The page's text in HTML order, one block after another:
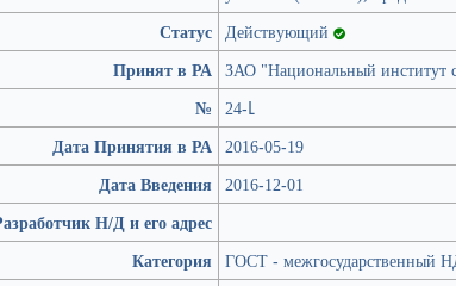
Статус Действующий
Принят в РА ЗАО "Национальный институт
№
24-Լ
Дата Принятия в РА 2016-05-19
Дата Введения
2016-12-01
Н/Д и его адрес
Категория
ГОСТ - межгосударственный